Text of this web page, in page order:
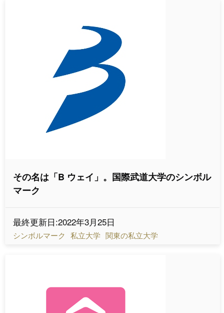
その名は「B ウェイ」。国際武道大学のシンボル
マーク
最終更新日:2022年3月25日
シンボルマーク 私立大学 関東の私立大学